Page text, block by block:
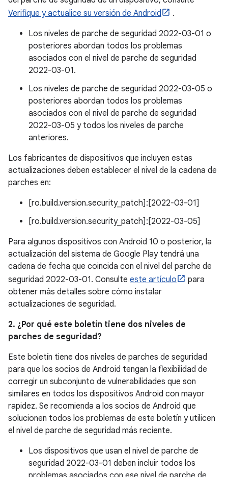
Verifique y actualice su versión de Android
.
Los niveles de parche de seguridad 2022-03-01 o
posteriores abordan todos los problemas
asociados con el nivel de parche de seguridad
2022-03-01.
Los niveles de parche de seguridad 2022-03-05 o
posteriores abordan todos los problemas
asociados con el nivel de parche de seguridad
2022-03-05 y todos los niveles de parche
anteriores.
Los fabricantes de dispositivos que incluyen estas
actualizaciones deben establecer el nivel de la cadena de
parches en:
[ro.build.version.security_patch]:[2022-03-01]
[ro.build.version.security_patch]:[2022-03-05]
Para algunos dispositivos con Android 10 o posterior, la
actualización del sistema de Google Play tendrá una
cadena de fecha que coincida con el nivel del parche de
seguridad 2022-03-01. Consulte este artículo
para
obtener más detalles sobre cómo instalar
actualizaciones de seguridad.
2. ¿Por qué este boletín tiene dos niveles de
parches de seguridad?
Este boletín tiene dos niveles de parches de seguridad
para que los socios de Android tengan la flexibilidad de
corregir un subconjunto de vulnerabilidades que son
similares en todos los dispositivos Android con mayor
rapidez. Se recomienda a los socios de Android que
solucionen todos los problemas de este boletín y utilicen
el nivel de parche de seguridad más reciente.
Los dispositivos que usan el nivel de parche de
seguridad 2022-03-01 deben incluir todos los